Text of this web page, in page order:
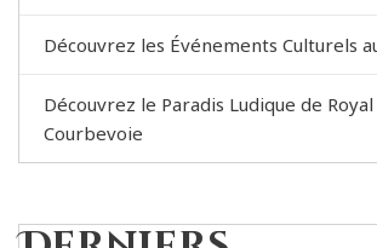
Découvrez les Événements Culturels
Découvrez le Paradis Ludique de Royal
Courbevoie